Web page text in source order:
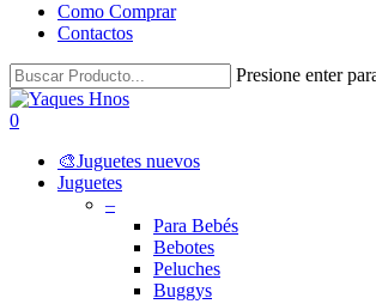
Como Comprar
Contactos
Presione enter
Close
Search
search
account
0
🎨Juguetes nuevos
Juguetes
–
Para Bebés
Bebotes
Peluches
Buggys